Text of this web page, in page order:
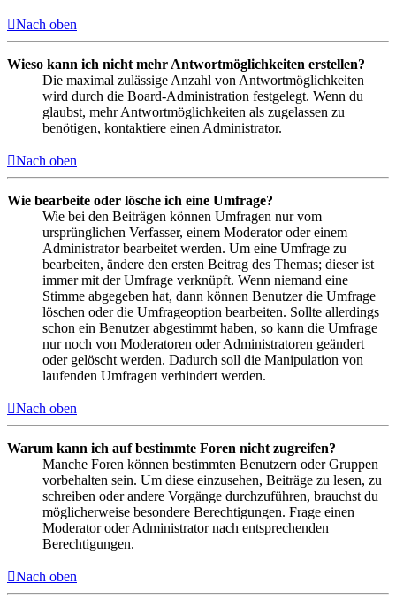
Nach oben
Wieso kann ich nicht mehr Antwortmöglichkeiten erstellen?
Die maximal zulässige Anzahl von Antwortmöglichkeiten
wird durch die Board-Administration festgelegt. Wenn du
glaubst, mehr Antwortmöglichkeiten als zugelassen zu
benötigen, kontaktiere einen Administrator.
Nach oben
Wie bearbeite oder lösche ich eine Umfrage?
Wie bei den Beiträgen können Umfragen nur vom
ursprünglichen Verfasser, einem Moderator oder einem
Administrator bearbeitet werden. Um eine Umfrage zu
bearbeiten, ändere den ersten Beitrag des Themas; dieser ist
immer mit der Umfrage verknüpft. Wenn niemand eine
Stimme abgegeben hat, dann können Benutzer die Umfrage
löschen oder die Umfrageoption bearbeiten. Sollte allerdings
schon ein Benutzer abgestimmt haben, so kann die Umfrage
nur noch von Moderatoren oder Administratoren geändert
oder gelöscht werden. Dadurch soll die Manipulation von
laufenden Umfragen verhindert werden.
Nach oben
Warum kann ich auf bestimmte Foren nicht zugreifen?
Manche Foren können bestimmten Benutzern oder Gruppen
vorbehalten sein. Um diese einzusehen, Beiträge zu lesen, zu
schreiben oder andere Vorgänge durchzuführen, brauchst du
möglicherweise besondere Berechtigungen. Frage einen
Moderator oder Administrator nach entsprechenden
Berechtigungen.
Nach oben